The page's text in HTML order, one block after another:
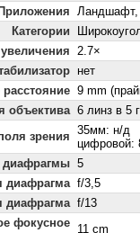
Приложения Ландшафт,
Категории
2.7×
нет
9 mm
объектива 6 линз в 5
зрения 35мм: н/д
цифровой:
диафрагмы 5
диафрагма f/3,5
диафрагма f/13
фокусное 11 cm